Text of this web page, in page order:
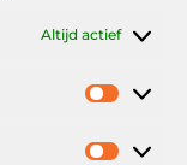
Altijd actief